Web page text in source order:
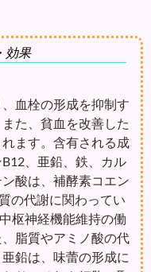
効果
血栓の形成を抑制す
た、貧血を改善した
ます。含有される成
、亜鉛、鉄、カル
酸は、補酵素コエン
の代謝に関わってい
枢神経機能維持の働
脂質やアミノ酸の代
鉛は、味蕾の形成に